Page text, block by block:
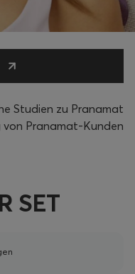
Studien zu Pranamat
von Pranamat-Kunden
SET